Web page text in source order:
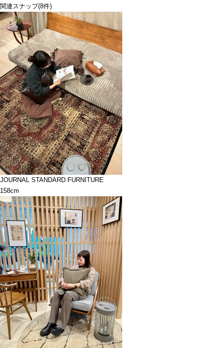
関連スナップ(8件)
JOURNAL STANDARD FURNITURE
158cm